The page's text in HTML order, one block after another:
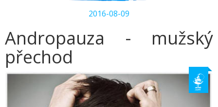
2016-08-09
Andropauza - mužský
přechod